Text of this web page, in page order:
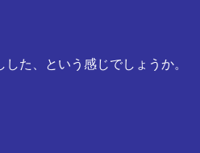
た、という感じでしょうか。